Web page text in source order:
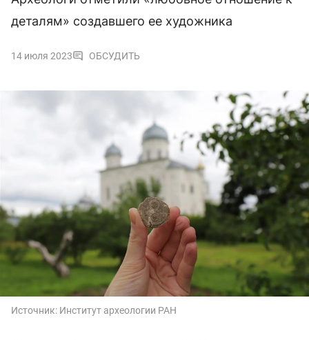
деталям» создавшего ее художника
14 июля 2023 ОБСУДИТЬ
Источник: Институт археологии РАН